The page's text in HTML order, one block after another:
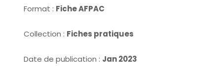
Format : Fiche AFPAC
Collection : Fiches pratiques
Date de publication : Jan 2023